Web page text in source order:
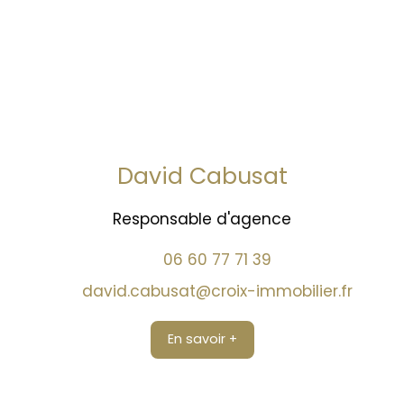
David Cabusat
Responsable d'agence
06 60 77 71 39
david.cabusat@croix-immobilier.fr
En savoir +